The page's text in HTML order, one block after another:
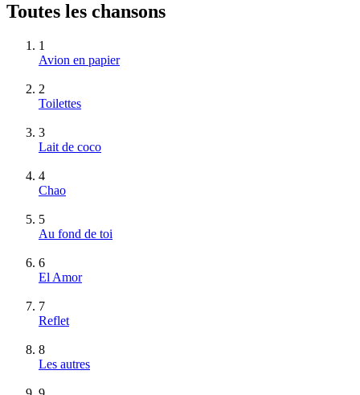
Toutes les chansons
1
Avion en papier
2
Toilettes
3
Lait de coco
4
Chao
5
Au fond de toi
6
El Amor
7
Reflet
8
Les autres